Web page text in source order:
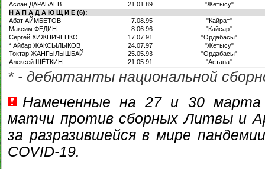
Аслан ДАРАБАЕВ
21.01.89
"Жетысу"
Н А П А Д А Ю Щ И Е (6):
Абат АЙМБЕТОВ
7.08.95
"Кайрат"
Максим ФЕДИН
8.06.96
"Кайсар"
Сергей ХИЖНИЧЕНКО
17.07.91
"Ордабасы"
* Айбар ЖАКСЫЛЫКОВ
24.07.97
"Жетысу"
Токтар ЖАНГЫЛЫШБАЙ
25.05.93
"Ордабасы"
Алексей ЩЁТКИН
21.05.91 "Астана"
* - дебютанты национальной
Намеченные на 27 и 30
матчи против сборных Литвы и
за разразившейся в мире
COVID-19.